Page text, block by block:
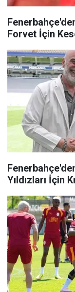
Forvet İçin
Yıldızları İçin